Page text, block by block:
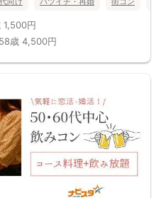
1,500円
歳 4,500円